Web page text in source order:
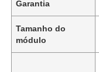
Garantia
Tamanho do
módulo